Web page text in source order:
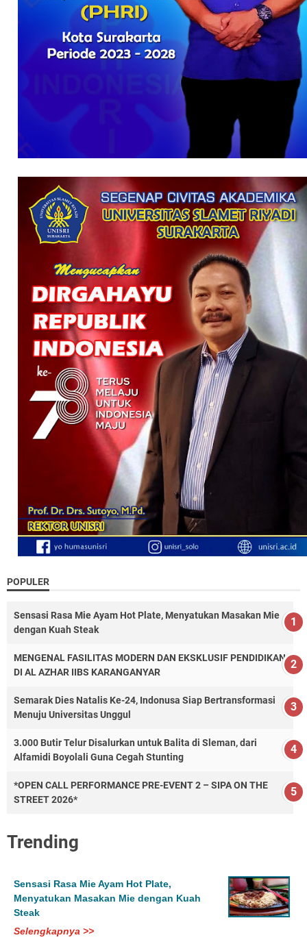
POPULER
Sensasi Rasa Mie Ayam Hot Plate, Menyatukan Masakan Mie
dengan Kuah Steak
MENGENAL FASILITAS MODERN DAN EKSKLUSIF PENDIDIKAN
DI AL AZHAR IIBS KARANGANYAR
Semarak Dies Natalis Ke-24, Indonusa Siap Bertransformasi
Menuju Universitas Unggul
3.000 Butir Telur Disalurkan untuk Balita di Sleman, dari
Alfamidi Boyolali Guna Cegah Stunting
*OPEN CALL PERFORMANCE PRE-EVENT 2 – SIPA ON THE
STREET 2026*
Trending
Sensasi Rasa Mie Ayam Hot Plate,
Menyatukan Masakan Mie dengan Kuah
Steak
Selengkapnya >>